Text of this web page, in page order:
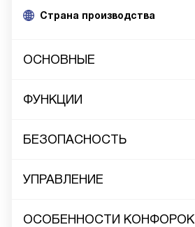
Страна производства
ОСНОВНЫЕ
ФУНКЦИИ
БЕЗОПАСНОСТЬ
УПРАВЛЕНИЕ
ОСОБЕННОСТИ КОНФОРОК